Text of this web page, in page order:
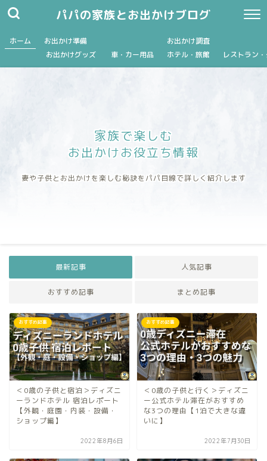
パパの家族とお出かけブログ
ホーム
お出かけ準備
お出かけグッズ
車・カー用品
お出かけ調査
ホテル・旅館
レストラン
家族で楽しむ
お出かけお役立ち情報
妻や子供とお出かけを楽しむ秘訣をパパ目線で詳しく紹介します
最新記事 人気記事
おすすめ記事 まとめ記事
おすすめ記事
＜0歳の子供と宿泊＞ディズニ
ーランドホテル 宿泊レポート
【外観・庭園・内装・設備・
ショップ編】
2022年8月6日
おすすめ記事
＜0歳の子供と行く＞ディズニ
ー公式ホテル滞在がおすすめ
な3つの理由【1泊で大きな違
いに】
2022年7月30日